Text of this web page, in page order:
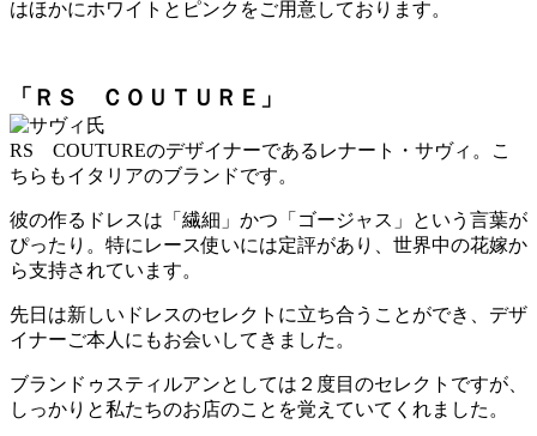
はほかにホワイトとピンクをご用意しております。
「ＲＳ ＣＯＵＴＵＲＥ」
RS COUTUREのデザイナーであるレナート・サヴィ。こ
ちらもイタリアのブランドです。
彼の作るドレスは「繊細」かつ「ゴージャス」という言葉が
ぴったり。特にレース使いには定評があり、世界中の花嫁か
ら支持されています。
先日は新しいドレスのセレクトに立ち合うことができ、デザ
イナーご本人にもお会いしてきました。
ブランドゥスティルアンとしては２度目のセレクトですが、
しっかりと私たちのお店のことを覚えていてくれました。